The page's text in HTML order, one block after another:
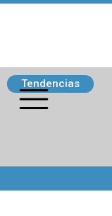
Tendencias